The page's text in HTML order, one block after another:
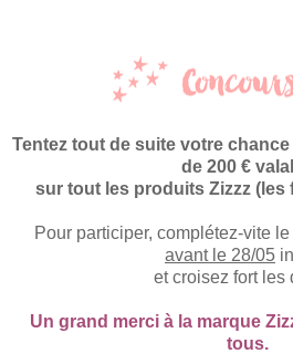
Tentez tout de suite votre
de 200 €
sur tout les produits Zizzz (les
Pour participer, complétez-vitele
avant le 28/05
et croisez fort les
Un grand merci à la marque Z
tous.